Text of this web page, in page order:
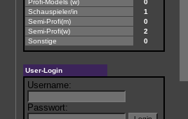
Profi-Models (w)
0
Schauspieler/in
1
Semi-Profi(m)
0
Semi-Profi(w)
2
Sonstige
0
User-Login
Username:
Passwort: